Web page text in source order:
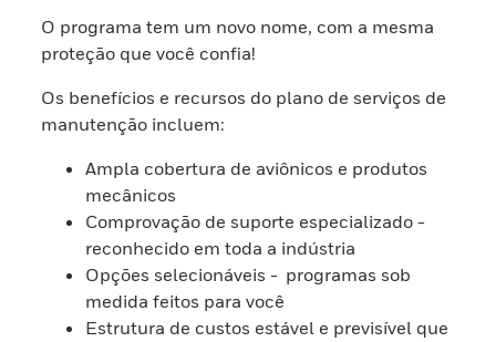
O programa tem um novo nome, com a mesma
proteção que você confia!
Os benefícios e recursos do plano de serviços de
manutenção incluem:
Ampla cobertura de aviônicos e produtos
mecânicos
Comprovação de suporte especializado -
reconhecido em toda a indústria
Opções selecionáveis - programas sob
medida feitos para você
Estrutura de custos estável e previsível que